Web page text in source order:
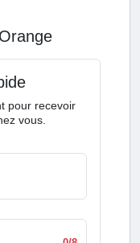
totale et un
orange
pour recevoir
vous.